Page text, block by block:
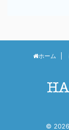
ホーム
© 2026